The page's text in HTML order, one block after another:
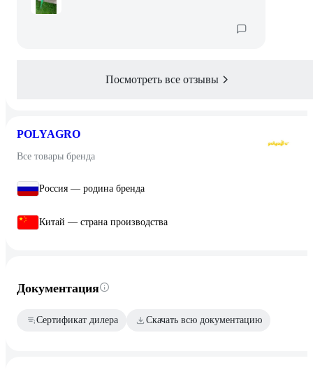
Посмотреть все отзывы
POLYAGRO
Все товары бренда
Россия — родина бренда
Китай — страна производства
Документация
Сертификат дилера Скачать всю документацию